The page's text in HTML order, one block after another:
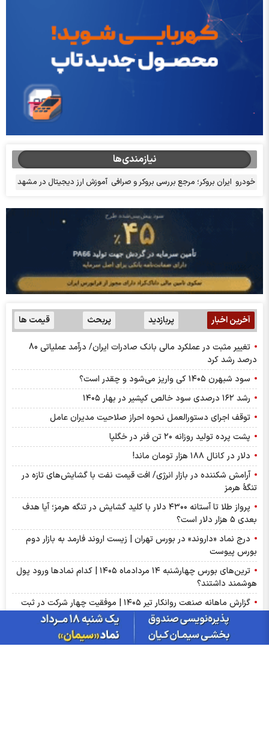
نیازمندی‌ها
خودرو ایران بروکر؛ مرجع بررسی بروکر و صرافی آموزش ارز دیجیتال در مشهد
آخرین اخبار پربازدید پربحث قیمت ها
تغییر مثبت در عملکرد مالی بانک صادرات ایران/ درآمد عملیاتی 80
درصد رشد کرد
سود شبهرن ۱۴۰۵ کی واریز می‌شود و چقدر است؟
رشد ۱۶۲ درصدی سود خالص کپشیر در بهار ۱۴۰۵
توقف اجرای دستورالعمل نحوه احراز صلاحیت مدیران عامل
پشت پرده تولید روزانه ۲۰ تن فنر در خگلپا
دلار در کانال ۱۸۸ هزار تومان ماند!
آرامش شکننده در بازار انرژی/ افت قیمت نفت با گشایش‌های تازه در
تنگۀ هرمز
پرواز طلا تا آستانه ۴۳۰۰ دلار با کلید گشایش در تنگه هرمز؛ آیا هدف
بعدی ۵ هزار دلار است؟
درج نماد «داروند» در بورس تهران | زیست اروند فارمد به بازار دوم
بورس پیوست
ترین‌های بورس چهارشنبه ۱۴ مردادماه ۱۴۰۵ | کدام نماد‌ها ورود پول
هوشمند داشتند؟
گزارش ماهانه صنعت روانکار تیر ۱۴۰۵ | موفقیت چهار شرکت در ثبت
رکورد تاریخی
پذیره‌نویسی صندوق نقره «سیان» از ۱۸ مرداد | جزئیات یازدهمین
صندوق نقره بورس کالا